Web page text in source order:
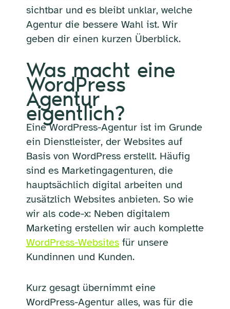
sichtbar und es bleibt unklar, welche
Agentur die bessere Wahl ist. Wir
geben dir einen kurzen Überblick.
Was macht eine
WordPress
Agentur
eigentlich?
Eine WordPress-Agentur ist im Grunde
ein Dienstleister, der Websites auf
Basis von WordPress erstellt. Häufig
sind es Marketingagenturen, die
hauptsächlich digital arbeiten und
zusätzlich Websites anbieten. So wie
wir als code-x: Neben digitalem
Marketing erstellen wir auch komplette
WordPress-Websitesfür unsere
Kundinnen und Kunden.
Kurz gesagt übernimmt eine
WordPress-Agentur alles, was für die